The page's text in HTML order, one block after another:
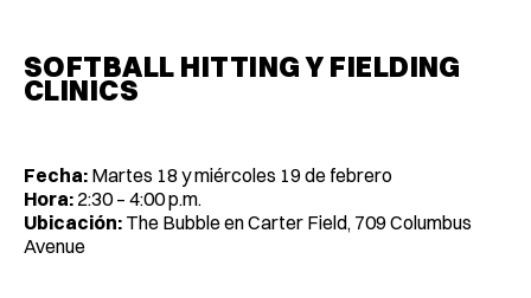
SOFTBALL HITTING Y FIELDING
CLINICS
Fecha: Martes 18 y miércoles 19 de febrero
Hora: 2:30 – 4:00 p.m.
Ubicación: The Bubble en Carter Field, 709 Columbus
Avenue